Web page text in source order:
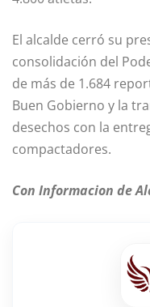
El alcalde cerró su
consolidación del
de más de 1.684
Buen Gobierno y la
desechos con la
compactadores.
Con Informacion de